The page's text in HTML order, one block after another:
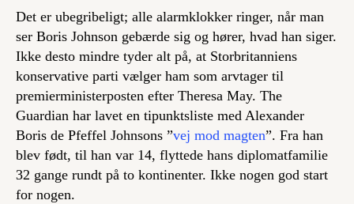
Det er ubegribeligt; alle alarmklokker ringer, når man
ser Boris Johnson gebærde sig og hører, hvad han siger.
Ikke desto mindre tyder alt på, at Storbritanniens
konservative parti vælger ham som arvtager til
premierministerposten efter Theresa May. The
Guardian har lavet en tipunktsliste med Alexander
Boris de Pfeffel Johnsons ”vej mod magten”. Fra han
blev født, til han var 14, flyttede hans diplomatfamilie
32 gange rundt på to kontinenter. Ikke nogen god start
for nogen.